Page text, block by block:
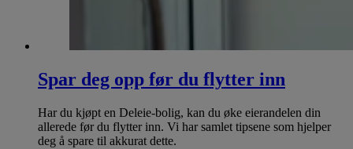
Spar deg opp før du flytter inn
Har du kjøpt en Deleie-bolig, kan du øke eierandelen din
allerede før du flytter inn. Vi har samlet tipsene som hjelper
deg å spare til akkurat dette.